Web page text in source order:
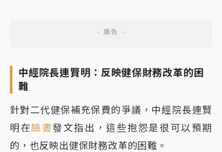
中經院長連賢明：反映健保財務改革的困
難
針對二代健保補充保費的爭議，中經院長連賢
明在臉書發文指出，這些抱怨是很可以預期
的，也反映出健保財務改革的困難。